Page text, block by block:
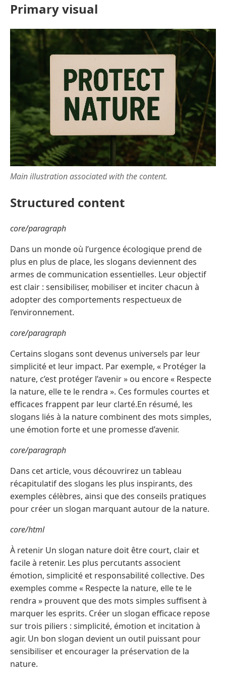
Primary visual
Main illustration associated with the content.
Structured content
core/paragraph
Dans un monde où l’urgence écologique prend de
plus en plus de place, les slogans deviennent des
armes de communication essentielles. Leur objectif
est clair : sensibiliser, mobiliser et inciter chacun à
adopter des comportements respectueux de
l’environnement.
core/paragraph
Certains slogans sont devenus universels par leur
simplicité et leur impact. Par exemple, « Protéger la
nature, c’est protéger l’avenir » ou encore « Respecte
la nature, elle te le rendra ». Ces formules courtes et
efficaces frappent par leur clarté.En résumé, les
slogans liés à la nature combinent des mots simples,
une émotion forte et une promesse d’avenir.
core/paragraph
Dans cet article, vous découvrirez un tableau
récapitulatif des slogans les plus inspirants, des
exemples célèbres, ainsi que des conseils pratiques
pour créer un slogan marquant autour de la nature.
core/html
À retenir Un slogan nature doit être court, clair et
facile à retenir. Les plus percutants associent
émotion, simplicité et responsabilité collective. Des
exemples comme « Respecte la nature, elle te le
rendra » prouvent que des mots simples suffisent à
marquer les esprits. Créer un slogan efficace repose
sur trois piliers : simplicité, émotion et incitation à
agir. Un bon slogan devient un outil puissant pour
sensibiliser et encourager la préservation de la
nature.